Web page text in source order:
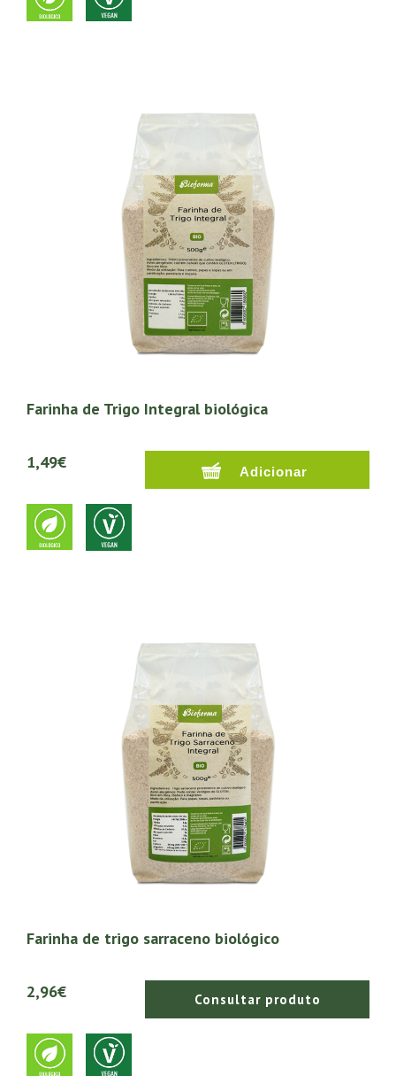
Farinha de Trigo Integral biológica
1,49€
Farinha de trigo sarraceno biológico
2,96€ Consultar produto